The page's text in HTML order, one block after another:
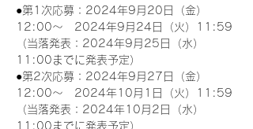
●第1次応募：2024年9月20日（金）
12:00～　2024年9月24日（火）11:59
（当落発表：2024年9月25日（水）
11:00までに発表予定）
●第2次応募：2024年9月27日（金）
12:00～　2024年10月1日（火）11:59
（当落発表：2024年10月2日（水）
11:00までに発表予定）